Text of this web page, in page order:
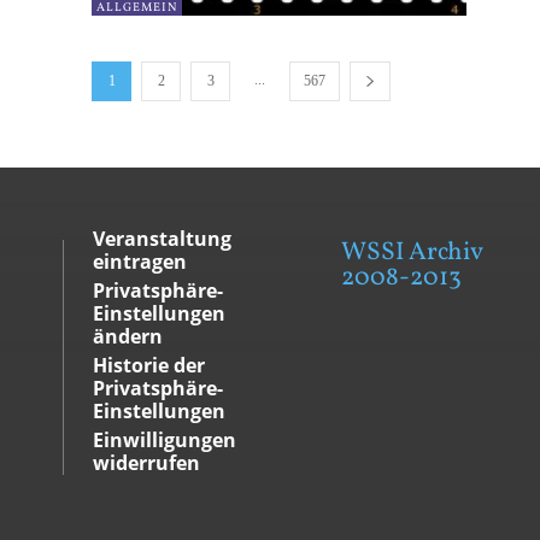
ALLGEMEIN
1 2 3 ... 567
Veranstaltung
eintragen
Privatsphäre-
Einstellungen
ändern
Historie der
Privatsphäre-
Einstellungen
Einwilligungen
widerrufen
WSSI Archiv
2008-2013